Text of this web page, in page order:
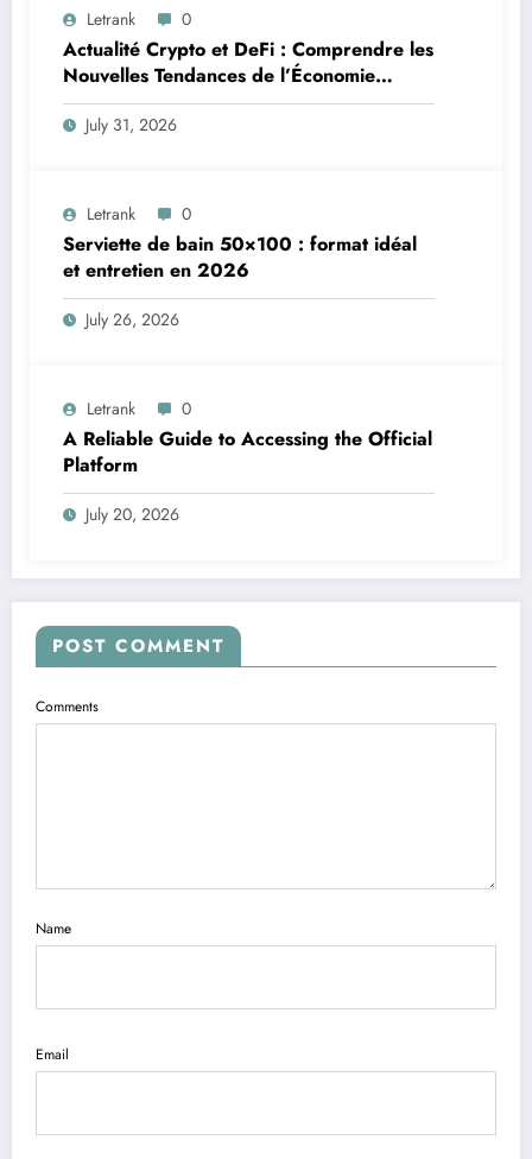
Letrank 0
Actualité Crypto et DeFi : Comprendre les
Nouvelles Tendances de l’Économie
Numérique
July 31, 2026
Letrank 0
Serviette de bain 50×100 : format idéal
et entretien en 2026
July 26, 2026
Letrank 0
A Reliable Guide to Accessing the Official
Platform
July 20, 2026
POST COMMENT
Comments
Name
Email